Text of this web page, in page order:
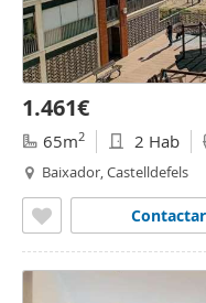
1.461€
65m2 2 Hab
Baixador, Castelldefels
Contactar